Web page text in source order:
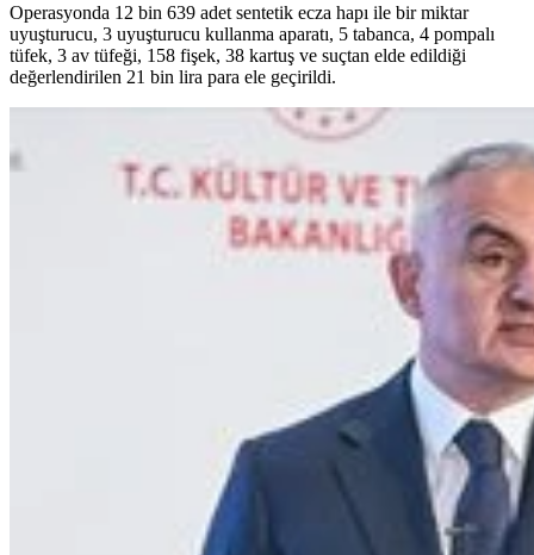
Operasyonda 12 bin 639 adet sentetik ecza hapı ile bir miktar
uyuşturucu, 3 uyuşturucu kullanma aparatı, 5 tabanca, 4 pompalı
tüfek, 3 av tüfeği, 158 fişek, 38 kartuş ve suçtan elde edildiği
değerlendirilen 21 bin lira para ele geçirildi.